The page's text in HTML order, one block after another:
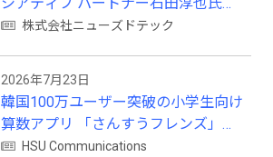
ニューズドテックの戦略顧問に就任
株式会社ニューズドテック
2026年7月23日
韓国100万ユーザー突破の小学生向け
算数アプリ 「さんすうフレンズ」、
ついに日本上陸!
HSU Communications